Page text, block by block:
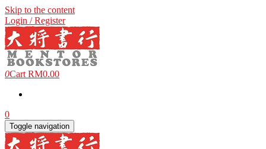
Skip to the content
Login / Register
0Cart RM0.00
0
Toggle navigation